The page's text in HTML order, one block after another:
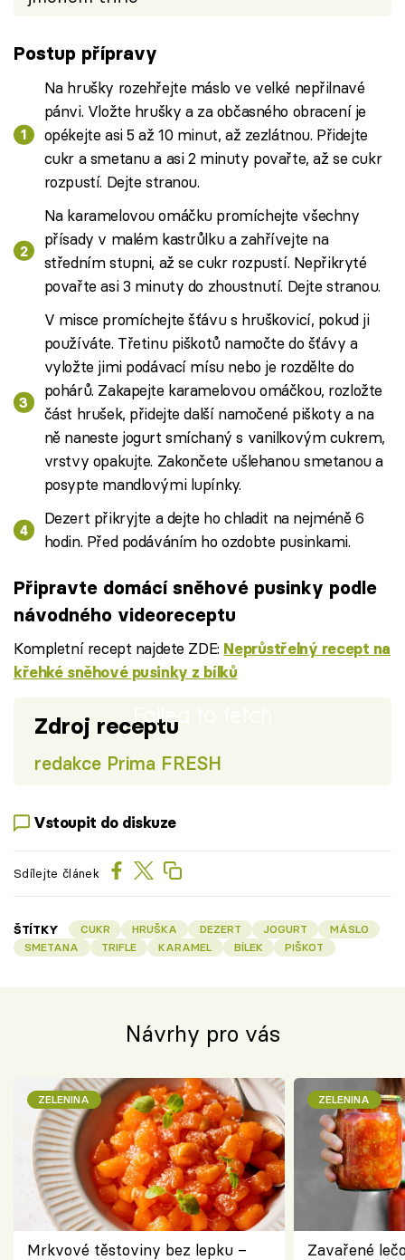
Postup přípravy
Na hrušky rozehřejte máslo ve velké nepřilnavé
pánvi. Vložte hrušky a za občasného obracení je
opékejte asi 5 až 10 minut, až zezlátnou. Přidejte
cukr a smetanu a asi 2 minuty povařte, až se cukr
rozpustí. Dejte stranou.
Na karamelovou omáčku promíchejte všechny
přísady v malém kastrůlku a zahřívejte na
středním stupni, až se cukr rozpustí. Nepřikryté
povařte asi 3 minuty do zhoustnutí. Dejte stranou.
V misce promíchejte šťávu s hruškovicí, pokud ji
používáte. Třetinu piškotů namočte do šťávy a
vyložte jimi podávací mísu nebo je rozdělte do
pohárů. Zakapejte karamelovou omáčkou, rozložte
část hrušek, přidejte další namočené piškoty a na
ně naneste jogurt smíchaný s vanilkovým cukrem,
vrstvy opakujte. Zakončete ušlehanou smetanou a
posypte mandlovými lupínky.
Dezert přikryjte a dejte ho chladit na nejméně 6
hodin. Před podáváním ho ozdobte pusinkami.
Připravte domácí sněhové pusinky podle
návodného videoreceptu
Kompletní recept najdete ZDE: Neprůstřelný recept na
křehké sněhové pusinky z bílků
Failed to fetch
Zdroj receptu
redakce Prima FRESH
Vstoupit do diskuze
Sdílejte článek
ŠTÍTKY CUKR HRUŠKA DEZERT JOGURT
MÁSLO
SMETANA
TRIFLE KARAMEL BÍLEK PIŠKOT
Návrhy pro vás
ZELENINA
Mrkvové těstoviny bez lepku –
ZELENINA
Zavařené